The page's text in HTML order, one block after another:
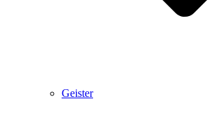
Geister